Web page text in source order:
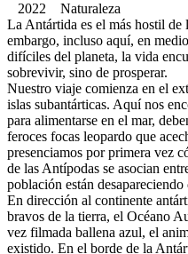
2022 Naturaleza
La Antártida es el más hostil de
embargo, incluso aquí, en
difíciles del planeta, la vida
sobrevivir, sino de prosperar.
Nuestro viaje comienza en el
islas subantárticas. Aquí nos
para alimentarse en el mar,
feroces focas leopardo que
presenciamos por primera vez
de las Antípodas se asocian
población están
En dirección al continente
bravos de la tierra, el Océano
vez filmada ballena azul, el
existido. En el borde de la